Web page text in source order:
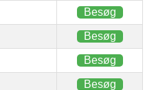
Besøg
Besøg
Besøg
Besøg